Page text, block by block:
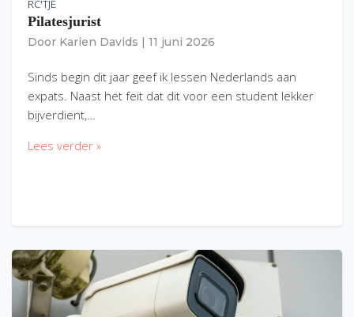
RC'TJE
Pilatesjurist
Door Karien Davids 11 juni 2026
Sinds begin dit jaar geef ik lessen Nederlands aan
expats. Naast het feit dat dit voor een student lekker
bijverdient,…
Lees verder »